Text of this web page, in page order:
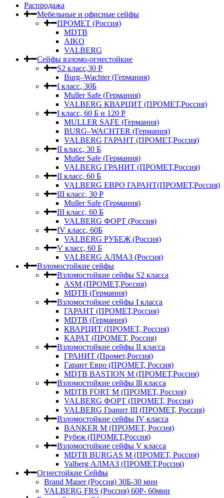
Распродажа
Мебельные и офисные сейфы
ПРОМЕТ (Россия)
MDTB
AIKO
VALBERG
Сейфы взломо-огнестойкие
S2 класс,30 Р
Burg–Wachter (Германия)
I класс, 30Б
Muller Safe (Германия)
VALBERG КВАРЦИТ (ПРОМЕТ,Россия)
I класс, 60 Б и 120 Р
MULLER SAFE (Германия)
BURG–WACHTER (Германия)
VALBERG ГАРАНТ (ПРОМЕТ,Россия)
II класс, 30 Б
Muller Safe (Германия)
VALBERG ГРАНИТ (ПРОМЕТ,Россия)
II класс, 60 Б
VALBERG ЕВРО ГАРАНТ(ПРОМЕТ,Россия)
III класс, 30 Р
Muller Safe (Германия)
III класс, 60 Б
VALBERG ФОРТ (Россия)
IV класс, 60Б
VALBERG РУБЕЖ (Россия)
V класс, 60 Б
VALBERG АЛМАЗ (Россия)
Взломостойкие сейфы
Взломостойкие сейфы S2 класса
ASM (ПРОМЕТ,Россия)
MDTB (Германия)
Взломостойкие сейфы I класса
ГАРАНТ (ПРОМЕТ,Россия)
MDTB (Германия)
КВАРЦИТ (ПРОМЕТ, Россия)
КАРАТ (ПРОМЕТ, Россия)
Взломостойкие сейфы II класса
ГРАНИТ (Промет,Россия)
Гарант Евро (ПРОМЕТ, Россия)
MDTB BASTION M (ПРОМЕТ,Россия)
Взломостойкие сейфы lll класса
MDTB FORT M (ПРОМЕТ, Россия)
VALBERG ФОРТ (ПРОМЕТ, Россия)
VALBERG Гранит III (ПРОМЕТ, Россия)
Взломостойкие сейфы IV класса
BANKER M (ПРОМЕТ, Россия)
Рубеж (ПРОМЕТ,Россия)
Взломостойкие сейфы V класса
MDTB BURGAS M (ПРОМЕТ, Россия)
Valberg АЛМАЗ (ПРОМЕТ,Россия)
Огнестойкие Сейфы
Brand Mauer (Россия) 30Б-30 мин
VALBERG FRS (Россия) 60Р- 60мин